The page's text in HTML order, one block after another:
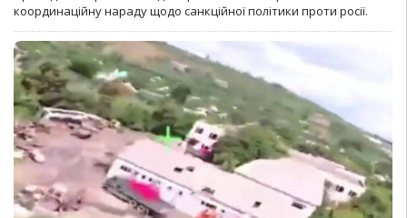
координаційну нараду щодо санкційної політики проти росії.